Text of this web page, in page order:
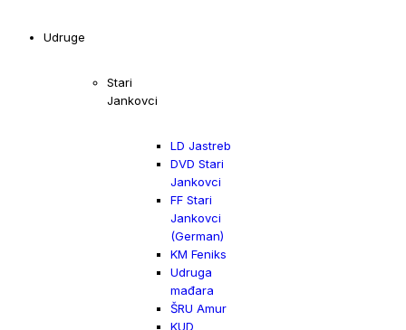
Udruge
Stari
Jankovci
LD Jastreb
DVD Stari
Jankovci
FF Stari
Jankovci
(German)
KM Feniks
Udruga
mađara
ŠRU Amur
KUD